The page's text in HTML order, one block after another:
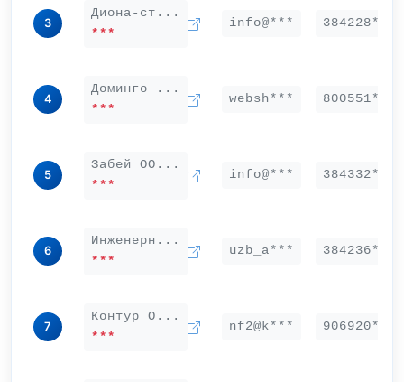
3
Диона-ст...
***
info@*** 384228***
4
Доминго ...
***
websh*** 800551***
5
Забей ОО...
***
info@*** 384332***
6
Инженерн...
***
uzb_a*** 384236***
7
Контур О...
***
nf2@k*** 906920***